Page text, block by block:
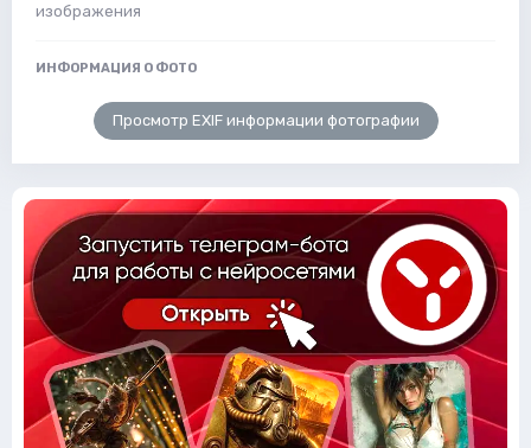
изображения
ИНФОРМАЦИЯ О ФОТО
Просмотр EXIF информации фотографии